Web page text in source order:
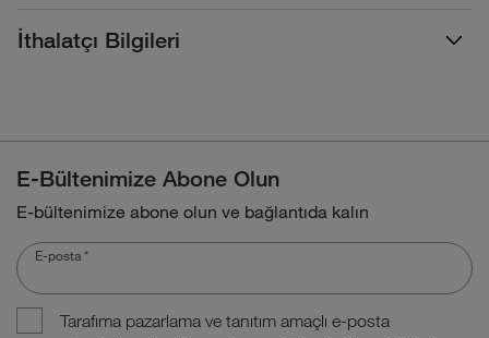
İthalatçı Bilgileri
E-Bültenimize Abone Olun
E-bültenimize abone olun ve bağlantıda kalın
E-posta *
Tarafıma pazarlama ve tanıtım amaçlı e-posta